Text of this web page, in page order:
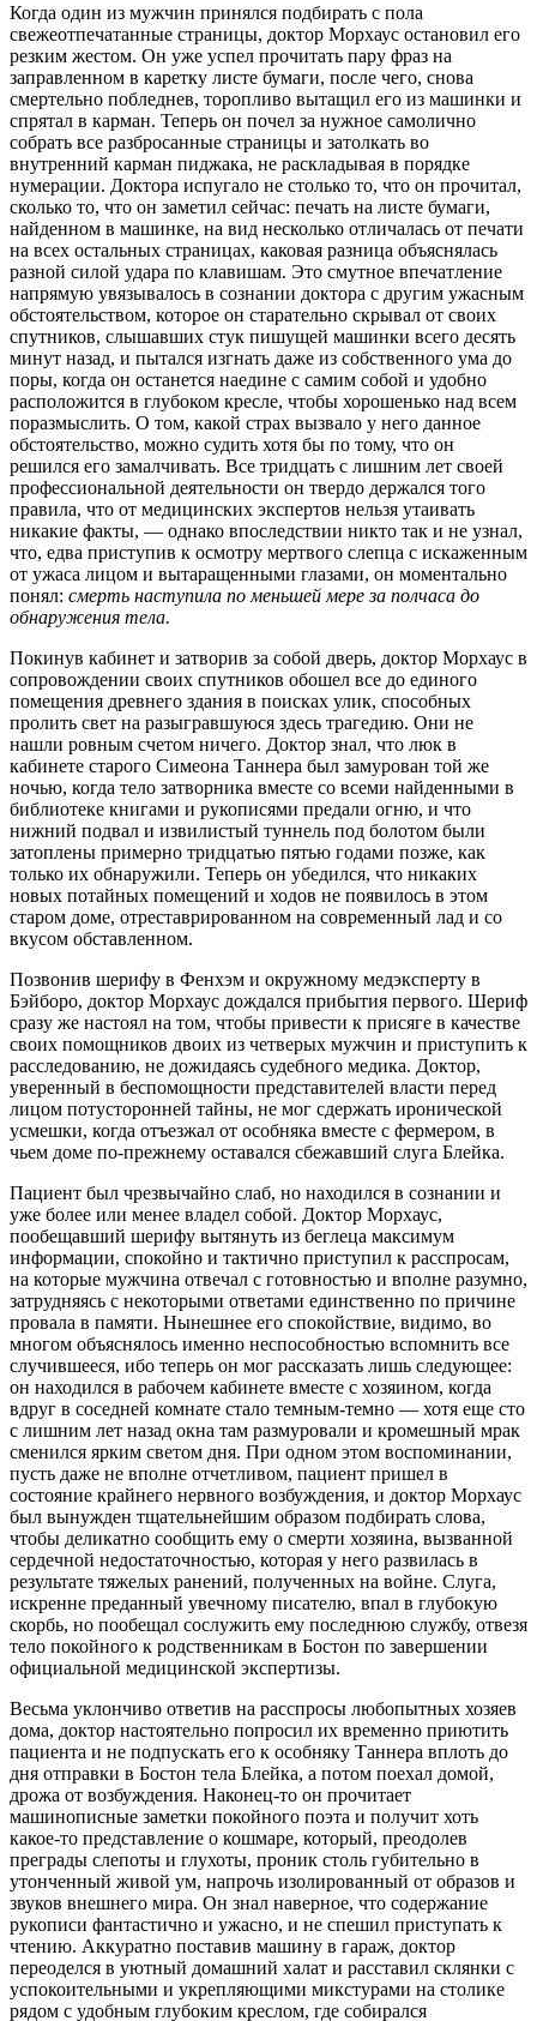
Когда один из мужчин принялся подбирать с пола
свежеотпечатанные страницы, доктор Морхаус остановил его
резким жестом. Он уже успел прочитать пару фраз на
заправленном в каретку листе бумаги, после чего, снова
смертельно побледнев, торопливо вытащил его из машинки и
спрятал в карман. Теперь он почел за нужное самолично
собрать все разбросанные страницы и затолкать во
внутренний карман пиджака, не раскладывая в порядке
нумерации. Доктора испугало не столько то, что он прочитал,
сколько то, что он заметил сейчас: печать на листе бумаги,
найденном в машинке, на вид несколько отличалась от печати
на всех остальных страницах, каковая разница объяснялась
разной силой удара по клавишам. Это смутное впечатление
напрямую увязывалось в сознании доктора с другим ужасным
обстоятельством, которое он старательно скрывал от своих
спутников, слышавших стук пишущей машинки всего десять
минут назад, и пытался изгнать даже из собственного ума до
поры, когда он останется наедине с самим собой и удобно
расположится в глубоком кресле, чтобы хорошенько над всем
поразмыслить. О том, какой страх вызвало у него данное
обстоятельство, можно судить хотя бы по тому, что он
решился его замалчивать. Все тридцать с лишним лет своей
профессиональной деятельности он твердо держался того
правила, что от медицинских экспертов нельзя утаивать
никакие факты, — однако впоследствии никто так и не узнал,
что, едва приступив к осмотру мертвого слепца с искаженным
от ужаса лицом и вытаращенными глазами, он моментально
понял: смерть наступила по меньшей мере за полчаса до
обнаружения тела.
Покинув кабинет и затворив за собой дверь, доктор Морхаус в
сопровождении своих спутников обошел все до единого
помещения древнего здания в поисках улик, способных
пролить свет на разыгравшуюся здесь трагедию. Они не
нашли ровным счетом ничего. Доктор знал, что люк в
кабинете старого Симеона Таннера был замурован той же
ночью, когда тело затворника вместе со всеми найденными в
библиотеке книгами и рукописями предали огню, и что
нижний подвал и извилистый туннель под болотом были
затоплены примерно тридцатью пятью годами позже, как
только их обнаружили. Теперь он убедился, что никаких
новых потайных помещений и ходов не появилось в этом
старом доме, отреставрированном на современный лад и со
вкусом обставленном.
Позвонив шерифу в Фенхэм и окружному медэксперту в
Бэйборо, доктор Морхаус дождался прибытия первого. Шериф
сразу же настоял на том, чтобы привести к присяге в качестве
своих помощников двоих из четверых мужчин и приступить к
расследованию, не дожидаясь судебного медика. Доктор,
уверенный в беспомощности представителей власти перед
лицом потусторонней тайны, не мог сдержать иронической
усмешки, когда отъезжал от особняка вместе с фермером, в
чьем доме по-прежнему оставался сбежавший слуга Блейка.
Пациент был чрезвычайно слаб, но находился в сознании и
уже более или менее владел собой. Доктор Морхаус,
пообещавший шерифу вытянуть из беглеца максимум
информации, спокойно и тактично приступил к расспросам,
на которые мужчина отвечал с готовностью и вполне разумно,
затрудняясь с некоторыми ответами единственно по причине
провала в памяти. Нынешнее его спокойствие, видимо, во
многом объяснялось именно неспособностью вспомнить все
случившееся, ибо теперь он мог рассказать лишь следующее:
он находился в рабочем кабинете вместе с хозяином, когда
вдруг в соседней комнате стало темным-темно — хотя еще сто
с лишним лет назад окна там размуровали и кромешный мрак
сменился ярким светом дня. При одном этом воспоминании,
пусть даже не вполне отчетливом, пациент пришел в
состояние крайнего нервного возбуждения, и доктор Морхаус
был вынужден тщательнейшим образом подбирать слова,
чтобы деликатно сообщить ему о смерти хозяина, вызванной
сердечной недостаточностью, которая у него развилась в
результате тяжелых ранений, полученных на войне. Слуга,
искренне преданный увечному писателю, впал в глубокую
скорбь, но пообещал сослужить ему последнюю службу, отвезя
тело покойного к родственникам в Бостон по завершении
официальной медицинской экспертизы.
Весьма уклончиво ответив на расспросы любопытных хозяев
дома, доктор настоятельно попросил их временно приютить
пациента и не подпускать его к особняку Таннера вплоть до
дня отправки в Бостон тела Блейка, а потом поехал домой,
дрожа от возбуждения. Наконец-то он прочитает
машинописные заметки покойного поэта и получит хоть
какое-то представление о кошмаре, который, преодолев
преграды слепоты и глухоты, проник столь губительно в
утонченный живой ум, напрочь изолированный от образов и
звуков внешнего мира. Он знал наверное, что содержание
рукописи фантастично и ужасно, и не спешил приступать к
чтению. Аккуратно поставив машину в гараж, доктор
переоделся в уютный домашний халат и расставил склянки с
успокоительными и укрепляющими микстурами на столике
рядом с удобным глубоким креслом, где собирался